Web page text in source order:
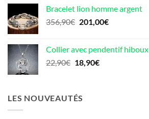
était :
25,90€.
est :
19,90€.
Bracelet lion homme argent
356,90€ Le
était :
356,90€.
201,00€Le
est :
Collier avec pendentif hiboux
22,90€ Le
était :
22,90€.
18,90€Le
LES NOUVEAUTÉS